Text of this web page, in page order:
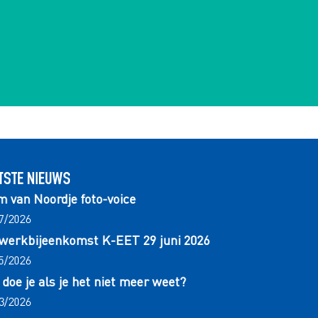
NIEUWS
van Noordje foto-voice
2026
K-EET 29 juni 2026
2026
doe je als je het niet meer weet?
2026